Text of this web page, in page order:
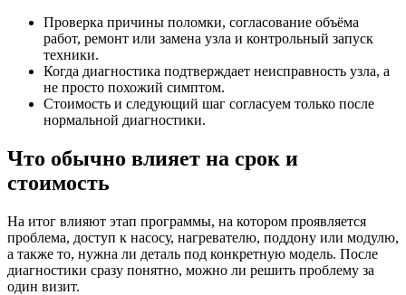
Проверка причины поломки, согласование объёма
работ, ремонт или замена узла и контрольный запуск
техники.
Когда диагностика подтверждает неисправность узла, а
не просто похожий симптом.
Стоимость и следующий шаг согласуем только после
нормальной диагностики.
Что обычно влияет на срок и
стоимость
На итог влияют этап программы, на котором проявляется
проблема, доступ к насосу, нагревателю, поддону или модулю,
а также то, нужна ли деталь под конкретную модель. После
диагностики сразу понятно, можно ли решить проблему за
один визит.